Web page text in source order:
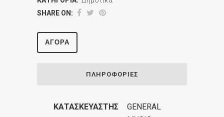
SHARE ON:
ΑΓΟΡΆ
ΠΛΗΡΟΦΟΡΊΕΣ
ΚΑΤΑΣΚΕΥΑΣΤΉΣ
GENERAL